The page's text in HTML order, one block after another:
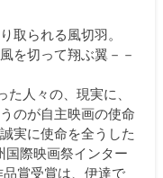
取られる風切羽。
を切って翔ぶ翼－－
人々の、現実に、
のが自主映画の使命
実に使命を全うした
際映画祭インター
賞受賞は、伊達で